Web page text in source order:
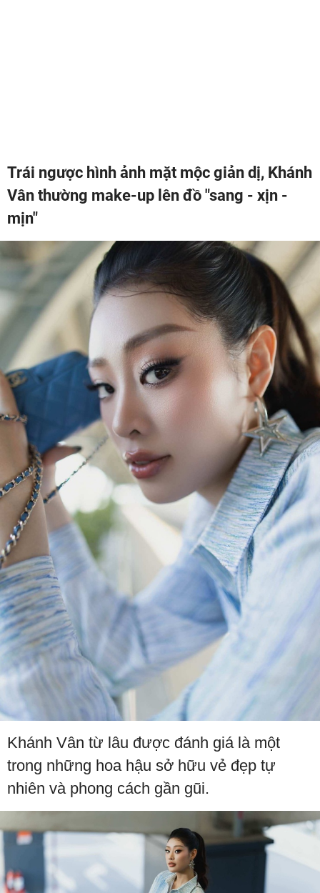
Trái ngược hình ảnh mặt mộc giản dị, Khánh
Vân thường make-up lên đồ "sang - xịn -
mịn"
Khánh Vân từ lâu được đánh giá là một
trong những hoa hậu sở hữu vẻ đẹp tự
nhiên và phong cách gần gũi.